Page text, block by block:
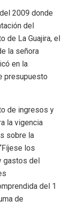
2009 donde
del
de La Guajira, el
la señora
en la
presupuesto
de ingresos y
la vigencia
sobre la
los
gastos del
del 1
de